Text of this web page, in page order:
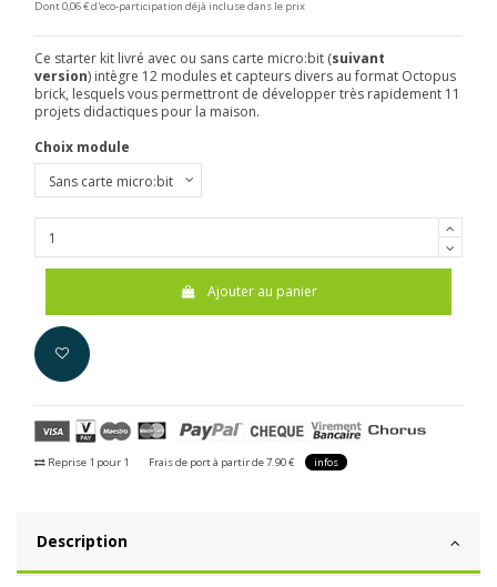
Dont 0,06 € d'eco-participation déjà incluse dans le prix
Ce starter kit livré avec ou sans carte micro:bit (suivant
version) intègre 12 modules et capteurs divers au format Octopus
brick, lesquels vous permettront de développer très rapidement 11
projets didactiques pour la maison.
Choix module
Ajouter au panier
Reprise 1 pour 1 Frais de port à partir de 7.90 € infos
Description